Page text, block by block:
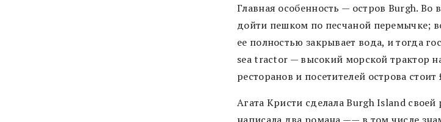
Главная особенность — остров Burgh.
дойти пешком по песчаной перемычке;
ее полностью закрывает вода, и тогда
sea tractor — высокий морской трактор
ресторанов и посетителей острова
Агата Кристи сделала Burgh Island